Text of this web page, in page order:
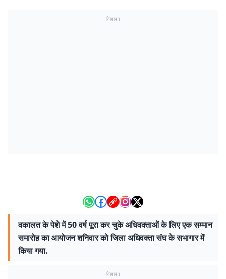
विज्ञापन
वकालत के पेशे में 50 वर्ष पूरा कर चुके अधिवक्ताओं के लिए एक सम्मान
समारोह का आयोजन शनिवार को जिला अधिवक्ता संघ के सभागार में
किया गया.
विज्ञापन